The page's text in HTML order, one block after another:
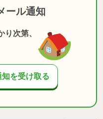
ール通知
り次第、
を受け取る